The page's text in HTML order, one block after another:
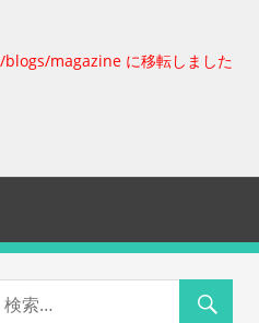
magazine に移転しました